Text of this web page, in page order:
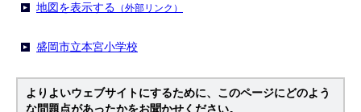
地図を表示する （外部リンク）
盛岡市立本宮小学校
よりよいウェブサイトにするために、このページにどのよう
な問題点があったかをお聞かせください。